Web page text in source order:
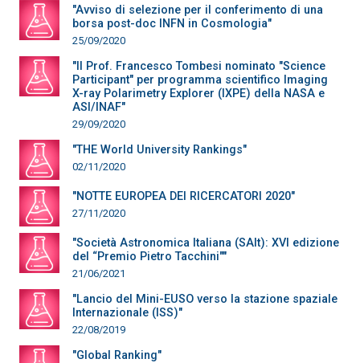
"Avviso di selezione per il conferimento di una
borsa post-doc INFN in Cosmologia"
25/09/2020
"Il Prof. Francesco Tombesi nominato "Science
Participant" per programma scientifico Imaging
X-ray Polarimetry Explorer (IXPE) della NASA e
ASI/INAF"
29/09/2020
"THE World University Rankings"
02/11/2020
"NOTTE EUROPEA DEI RICERCATORI 2020"
27/11/2020
"Società Astronomica Italiana (SAIt): XVI edizione
del “Premio Pietro Tacchini""
21/06/2021
"Lancio del Mini-EUSO verso la stazione spaziale
Internazionale (ISS)"
22/08/2019
"Global Ranking"